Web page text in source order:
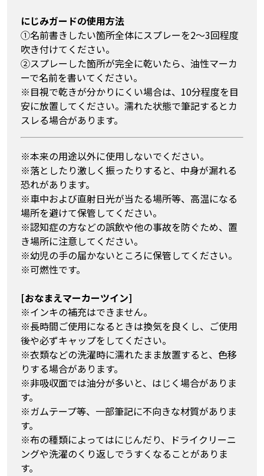
にじみガードの使用方法
①名前書きしたい箇所全体にスプレーを2～3回程度
吹き付けてください。
②スプレーした箇所が完全に乾いたら、油性マーカ
ーで名前を書いてください。
※目視で乾きが分かりにくい場合は、10分程度を目
安に放置してください。濡れた状態で筆記するとカ
スレる場合があります。
※本来の用途以外に使用しないでください。
※落としたり激しく振ったりすると、中身が漏れる
恐れがあります。
※車中および直射日光が当たる場所等、高温になる
場所を避けて保管してください。
※認知症の方などの誤飲や他の事故を防ぐため、置
き場所に注意してください。
※幼児の手の届かないところに保管してください。
※可燃性です。
[おなまえマーカーツイン]
※インキの補充はできません。
※長時間ご使用になるときは換気を良くし、ご使用
後や必ずキャップをしてください。
※衣類などの洗濯時に濡れたまま放置すると、色移
りする場合があります。
※非吸収面では油分が多いと、はじく場合がありま
す。
※ガムテープ等、一部筆記に不向きな材質がありま
す。
※布の種類によってはにじんだり、ドライクリーニ
ングや洗濯のくり返しでうすくなることがありま
す。